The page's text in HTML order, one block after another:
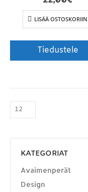
LISÄÄ OSTOSKORIIN
Tiedustele
KATEGORIAT
Avaimenperät
Design